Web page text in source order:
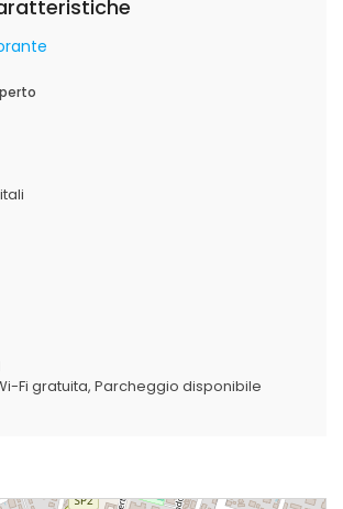
Fi gratuita Parcheggio disponibile